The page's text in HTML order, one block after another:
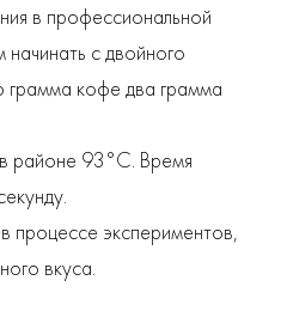
в профессиональной
с двойного
грамма кофе два грамма
районе 93°С. Время
процессе экспериментов,
вкуса.